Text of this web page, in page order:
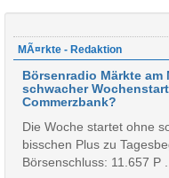
MÃ¤rkte - Redaktion
Börsenradio Märkte am
schwacher
Commerzbank?
Die Woche startet ohne
bisschen Plus zu
Börsenschluss: 11.657 P